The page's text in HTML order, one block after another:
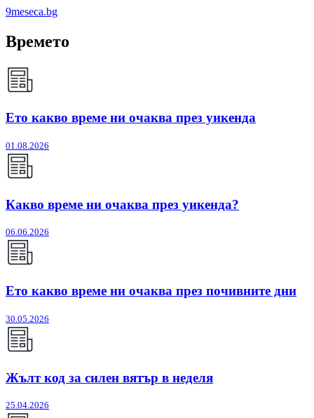
9meseca.bg
Времето
Ето какво време ни очаква през уикенда
01.08.2026
Какво време ни очаква през уикенда?
06.06.2026
Ето какво време ни очаква през почивните дни
30.05.2026
Жълт код за силен вятър в неделя
25.04.2026